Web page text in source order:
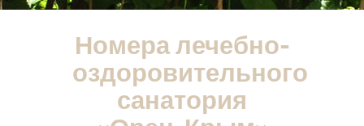
Номера лечебно-
оздоровительного
санатория